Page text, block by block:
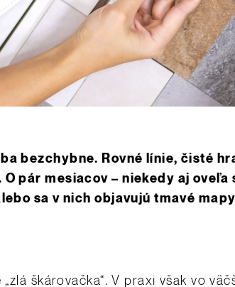
bezchybne. Rovné línie, čisté
pár mesiacov – niekedy aj oveľa
sa v nich objavujú tmavé
škárovačka“. V praxi však vo